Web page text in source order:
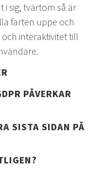
i sig, tvärtom så är
farten uppe och
interaktivitet till
PÅVERKAR
SISTA SIDAN PÅ